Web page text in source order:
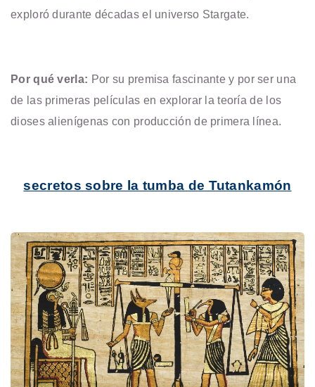
exploró durante décadas el universo Stargate.
Por qué verla: Por su premisa fascinante y por ser una
de las primeras películas en explorar la teoría de los
dioses alienígenas con producción de primera línea.
secretos sobre la tumba de Tutankamón